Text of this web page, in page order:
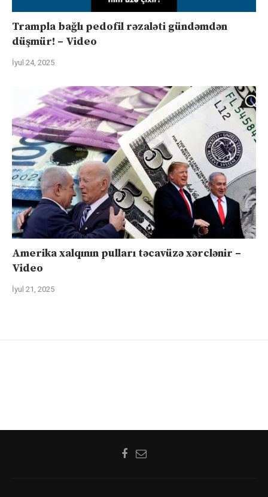
Trampla bağlı pedofil rəzaləti gündəmdən
düşmür! – Video
İyul 24, 2025
Amerika xalqının pulları təcavüzə xərclənir –
Video
İyul 21, 2025